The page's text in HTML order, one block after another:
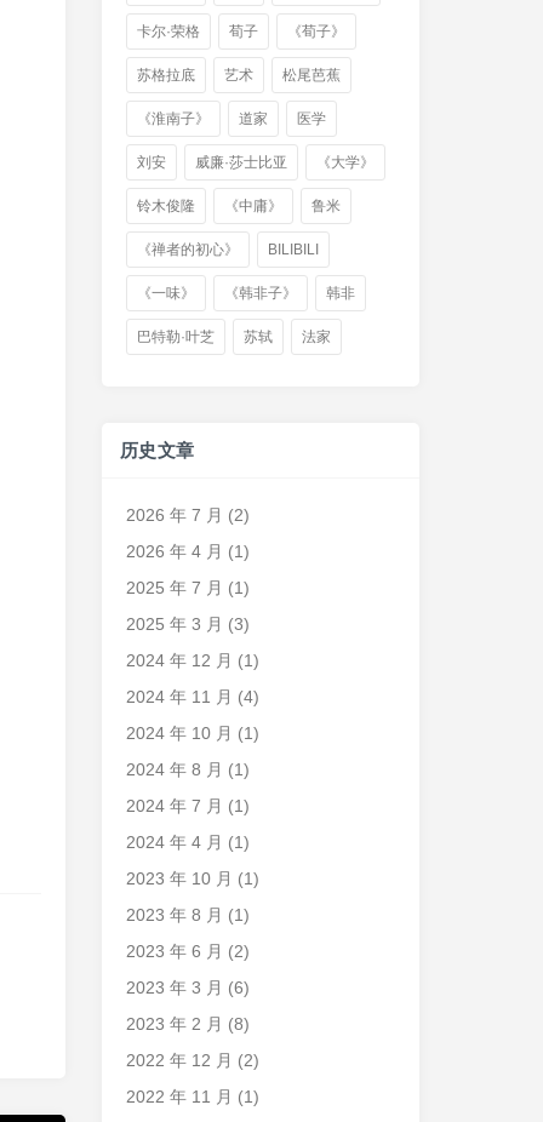
卡尔·荣格 荀子 《荀子》
苏格拉底 艺术 松尾芭蕉
《淮南子》 道家 医学
刘安 威廉·莎士比亚 《大学》
铃木俊隆 《中庸》 鲁米
《禅者的初心》 BILIBILI
《一味》 《韩非子》 韩非
巴特勒·叶芝 苏轼 法家
历史文章
2026 年 7 月 (2)
2026 年 4 月 (1)
2025 年 7 月 (1)
2025 年 3 月 (3)
2024 年 12 月 (1)
2024 年 11 月 (4)
2024 年 10 月 (1)
2024 年 8 月 (1)
2024 年 7 月 (1)
2024 年 4 月 (1)
2023 年 10 月 (1)
2023 年 8 月 (1)
2023 年 6 月 (2)
2023 年 3 月 (6)
2023 年 2 月 (8)
2022 年 12 月 (2)
2022 年 11 月 (1)